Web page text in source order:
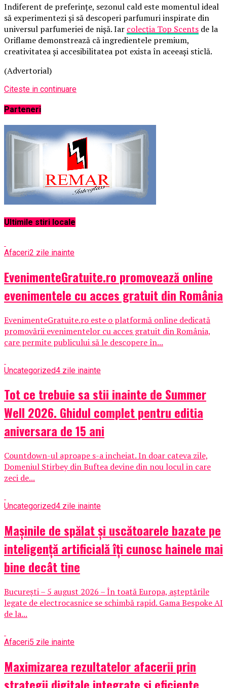
Indiferent de preferințe, sezonul cald este momentul ideal
să experimentezi și să descoperi parfumuri inspirate din
universul parfumeriei de nișă. Iar colecția Top Scents de la
Oriflame demonstrează că ingredientele premium,
creativitatea și accesibilitatea pot exista în aceeași sticlă.
(Advertorial)
Citeste in continuare
Parteneri
Ultimile stiri locale
Afaceri2 zile inainte
EvenimenteGratuite.ro promovează online
evenimentele cu acces gratuit din România
EvenimenteGratuite.ro este o platformă online dedicată
promovării evenimentelor cu acces gratuit din România,
care permite publicului să le descopere în...
Uncategorized4 zile inainte
Tot ce trebuie sa stii inainte de Summer
Well 2026. Ghidul complet pentru editia
aniversara de 15 ani
Countdown-ul aproape s-a incheiat. In doar cateva zile,
Domeniul Stirbey din Buftea devine din nou locul in care
zeci de...
Uncategorized4 zile inainte
Mașinile de spălat și uscătoarele bazate pe
inteligență artificială îți cunosc hainele mai
bine decât tine
București – 5 august 2026 – În toată Europa, așteptările
legate de electrocasnice se schimbă rapid. Gama Bespoke AI
de la...
Afaceri5 zile inainte
Maximizarea rezultatelor afacerii prin